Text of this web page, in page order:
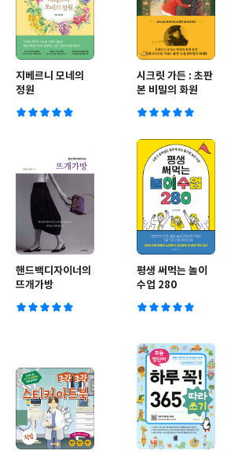
지베르니 모네의
정원
시크릿 가든 : 초판
본 비밀의 화원
핸드백디자이너의
뜨개가방
평생 써먹는 놀이
수업 280